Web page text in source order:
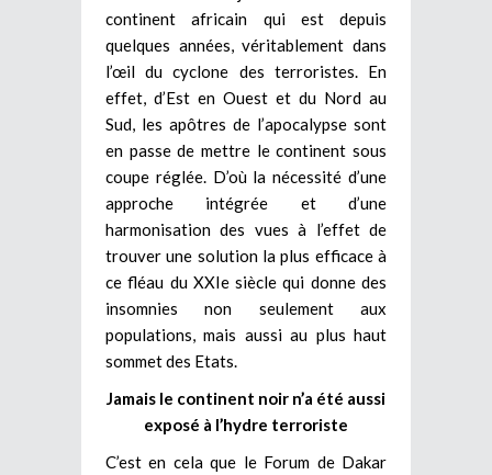
continent africain qui est depuis
quelques années, véritablement dans
l’œil du cyclone des terroristes. En
effet, d’Est en Ouest et du Nord au
Sud, les apôtres de l’apocalypse sont
en passe de mettre le continent sous
coupe réglée. D’où la nécessité d’une
approche intégrée et d’une
harmonisation des vues à l’effet de
trouver une solution la plus efficace à
ce fléau du XXIe siècle qui donne des
insomnies non seulement aux
populations, mais aussi au plus haut
sommet des Etats.
Jamais le continent noir n’a été aussi
exposé à l’hydre terroriste
C’est en cela que le Forum de Dakar